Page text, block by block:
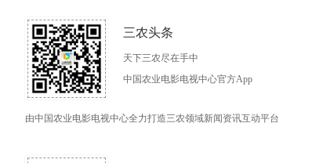
三农头条
天下三农尽在手中
中国农业电影电视中心官方App
由中国农业电影电视中心全力打造三农领域新闻资讯互动平台